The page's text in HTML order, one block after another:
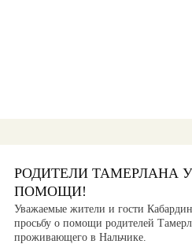
РОДИТЕЛИ ТАМЕРЛАНА
ПОМОЩИ!
Уважаемые жители и гости
просьбу о помощи родителей
проживающего в Нальчике.